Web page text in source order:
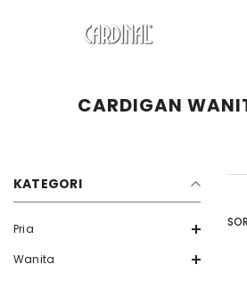
CARDIGAN
KATEGORI
Pria
Wanita